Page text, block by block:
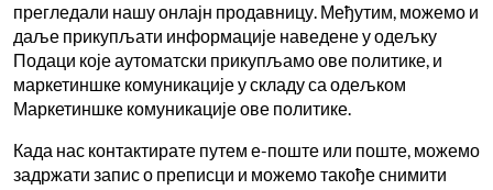
прегледали нашу онлајн продавницу. Међутим, можемо и
даље прикупљати информације наведене у одељку
Подаци које аутоматски прикупљамо ове политике, и
маркетиншке комуникације у складу са одељком
Маркетиншке комуникације ове политике.
Када нас контактирате путем е-поште или поште, можемо
задржати запис о преписци и можемо такође снимити